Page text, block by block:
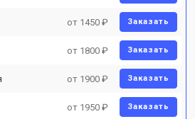
от 1450 ₽ Заказать
от 1800 ₽ Заказать
от 1900 ₽ Заказать
от 1950 ₽ Заказать